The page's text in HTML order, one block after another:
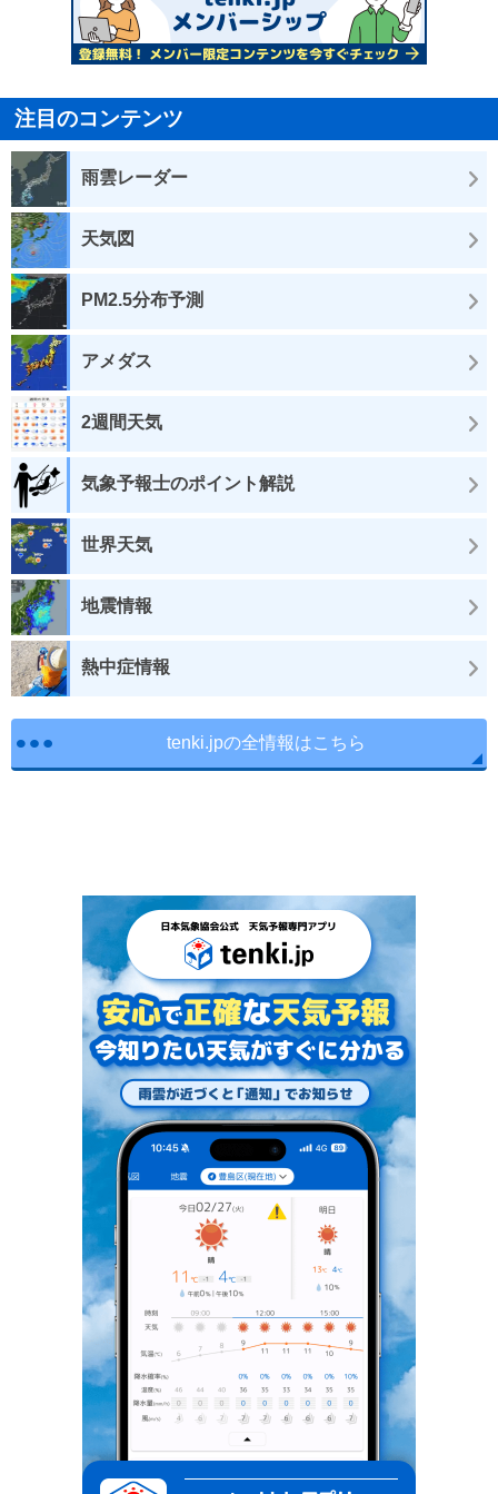
注目のコンテンツ
雨雲レーダー
天気図
PM2.5分布予測
アメダス
2週間天気
気象予報士のポイント解説
世界天気
地震情報
熱中症情報
tenki.jpの全情報はこちら